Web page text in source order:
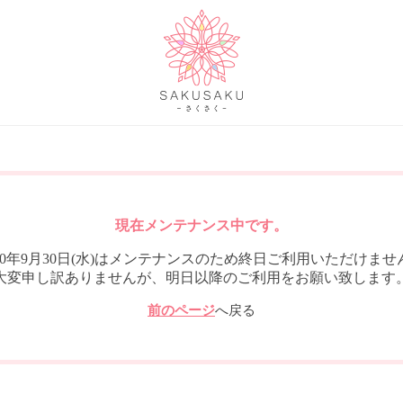
現在メンテナンス中です。
年9月30日(水)はメンテナンスのため終日ご利用いただけませ
変申し訳ありませんが、明日以降のご利用をお願い致します
前のページへ戻る